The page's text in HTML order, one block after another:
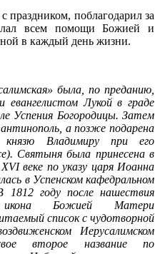
праздником, поблагодарил за
всем помощи Божией и
в каждый день жизни.
была, по преданию,
Лукой в граде
Успения Богородицы. Затем
а позже подарена
князю Владимиру при его
Святыня была принесена в
веке по указу царя Иоанна
в Успенском кафедральном
1812 году после нашествия
икона Божией Матери
список с чудотворной
Иерусалимском
второе название по